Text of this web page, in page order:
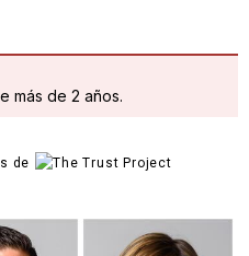
más de 2 años.
de